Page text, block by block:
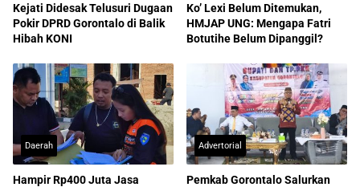
Kejati Didesak Telusuri Dugaan
Pokir DPRD Gorontalo di Balik
Hibah KONI
Ko’ Lexi Belum Ditemukan,
HMJAP UNG: Mengapa Fatri
Botutihe Belum Dipanggil?
Daerah
Hampir Rp400 Juta Jasa
Advertorial
Pemkab Gorontalo Salurkan